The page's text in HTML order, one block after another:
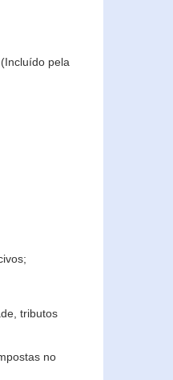
pela
tributos
no